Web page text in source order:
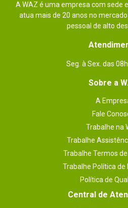
A WAZ é uma empresa com sede
atua mais de 20 anos no
pessoal de alto
Seg. à Sex. das
Sobre a
A
Fale
Trabalhe na
Trabalhe
Trabalhe Termos
Trabalhe Política de
Política de
Central de